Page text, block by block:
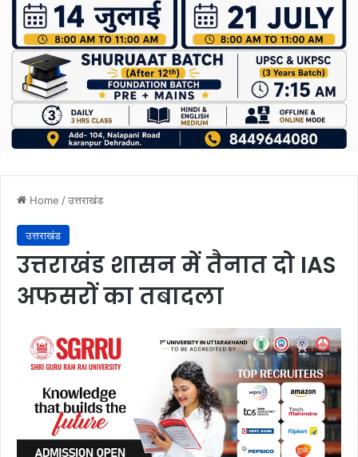
Home /उत्तराखंड
उत्तराखंड
उत्तराखंड शासन में तैनात दो IAS
अफसरों का तबादला